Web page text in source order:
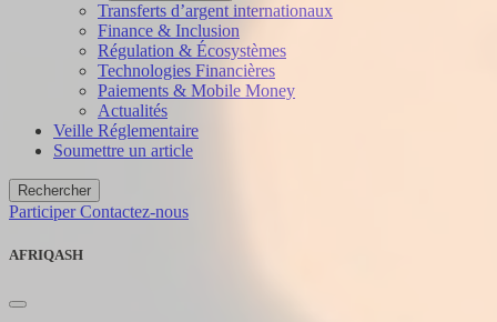
Transferts d’argent internationaux
Finance & Inclusion
Régulation & Écosystèmes
Technologies Financières
Paiements & Mobile Money
Actualités
Veille Réglementaire
Soumettre un article
Rechercher
ParticiperContactez-nous
AFRIQASH